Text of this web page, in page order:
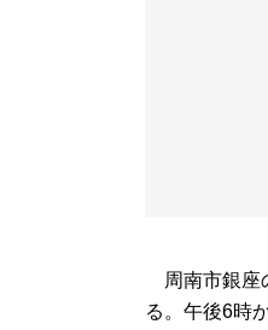
周南市銀座
る。午後6時